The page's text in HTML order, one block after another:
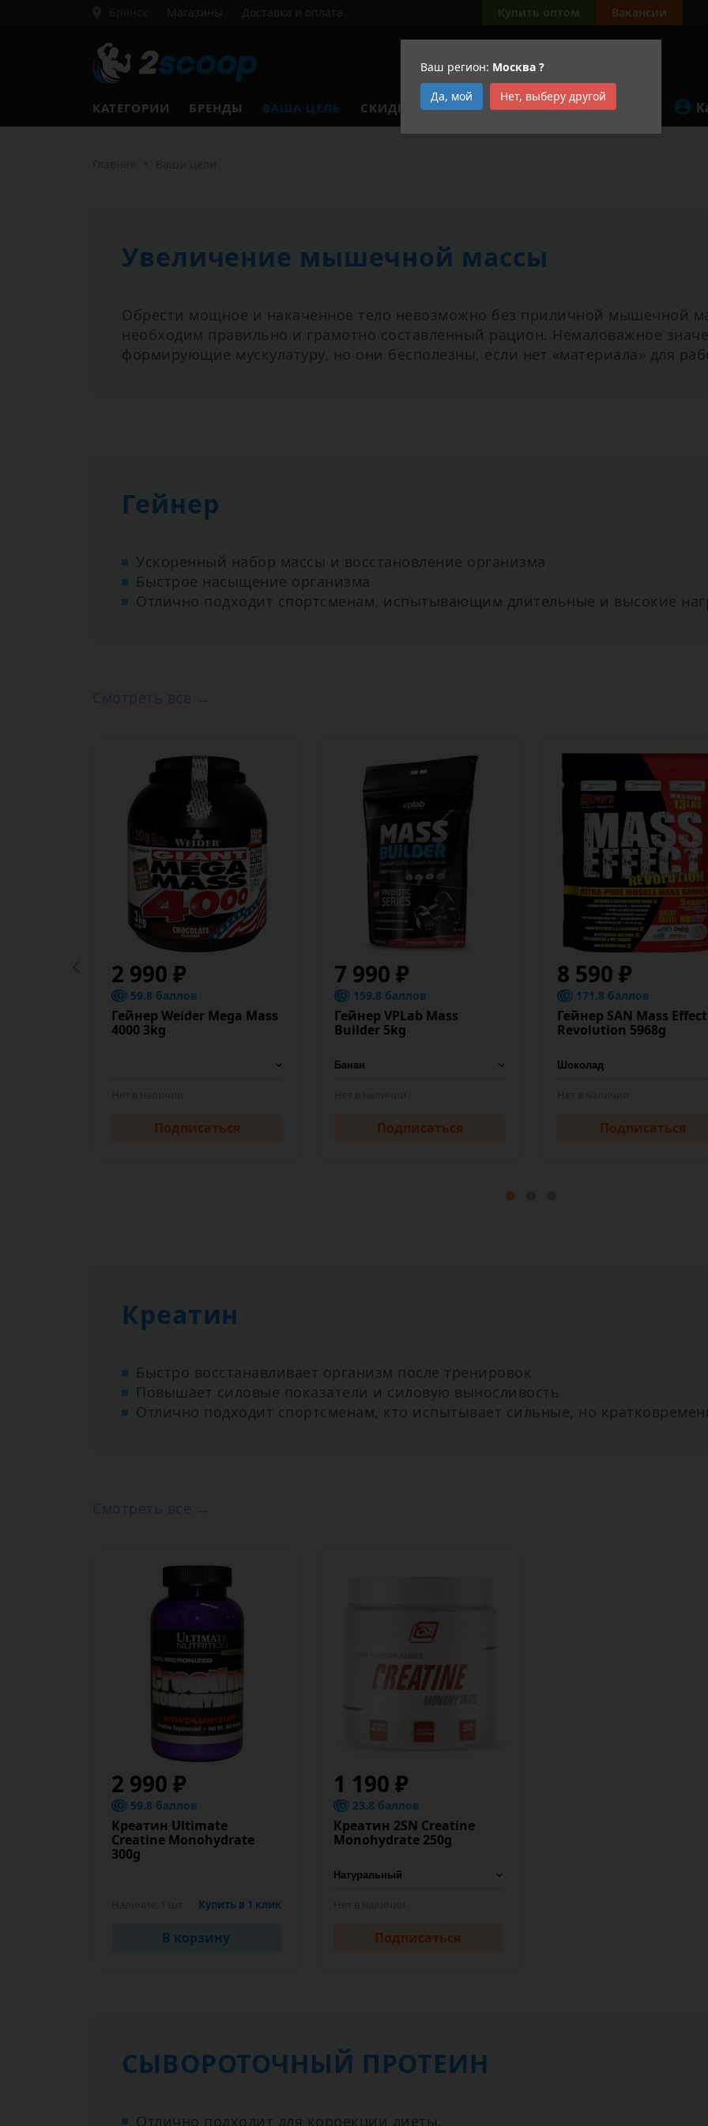
Ваш регион: Москва ?
Да, мой
Нет, выберу другой
Магазины Доставка и оплата Купить оптом Вакансии
КАТЕГОРИИ БРЕНДЫ ВАША ЦЕЛЬ СКИДКИ АКЦИИ
Увеличение мышечной массы
Обрести мощное и накаченное тело невозможно без приличной мышечной
необходим правильно и грамотно составленный рацион. Немаловажное
формирующие мускулатуру, но они бесполезны, если нет «материала» для
Гейнер
Ускоренный набор массы и восстановление организма
Быстрое насыщение организма
Отлично подходит спортсменам, испытывающим длительные и высокие
Смотреть все →
2 990 ₽
59.8 баллов
Гейнер Weider Mega Mass
4000 3kg
Подписаться
7 990 ₽
159.8 баллов
Гейнер VPLab Mass
Builder 5kg
Подписаться
8 590 ₽
171.8 баллов
Гейнер SAN Mass Effect
Revolution 5968g
Подписаться
Креатин
Быстро восстанавливает организм после тренировок
Повышает силовые показатели и силовую выносливость
Отлично подходит спортсменам, кто испытывает сильные, но
Смотреть все →
2 990 ₽
59.8 баллов
Креатин Ultimate
Creatine Monohydrate
300g
Купить в 1 клик
В корзину
1 190 ₽
23.8 баллов
Креатин 2SN Creatine
Monohydrate 250g
Подписаться
СЫВОРОТОЧНЫЙ ПРОТЕИН
Отлично подходит для коррекции диеты.